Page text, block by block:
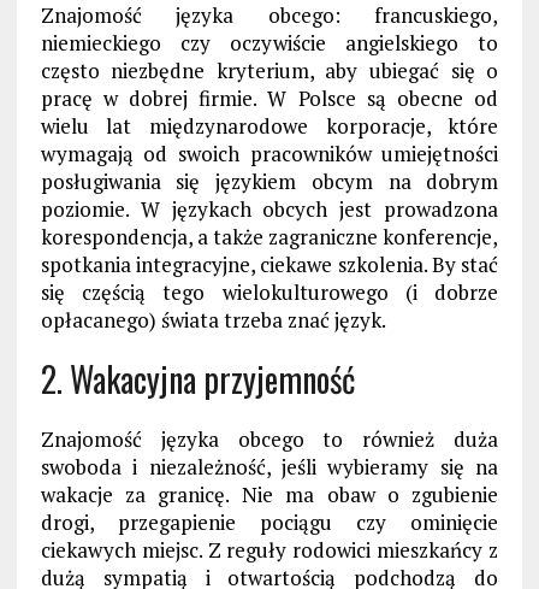
Znajomość języka obcego: francuskiego,
niemieckiego czy oczywiście angielskiego to
często niezbędne kryterium, aby ubiegać się o
pracę w dobrej firmie. W Polsce są obecne od
wielu lat międzynarodowe korporacje, które
wymagają od swoich pracowników umiejętności
posługiwania się językiem obcym na dobrym
poziomie. W językach obcych jest prowadzona
korespondencja, a także zagraniczne konferencje,
spotkania integracyjne, ciekawe szkolenia. By stać
się częścią tego wielokulturowego (i dobrze
opłacanego) świata trzeba znać język.
2. Wakacyjna przyjemność
Znajomość języka obcego to również duża
swoboda i niezależność, jeśli wybieramy się na
wakacje za granicę. Nie ma obaw o zgubienie
drogi, przegapienie pociągu czy ominięcie
ciekawych miejsc. Z reguły rodowici mieszkańcy z
dużą sympatią i otwartością podchodzą do